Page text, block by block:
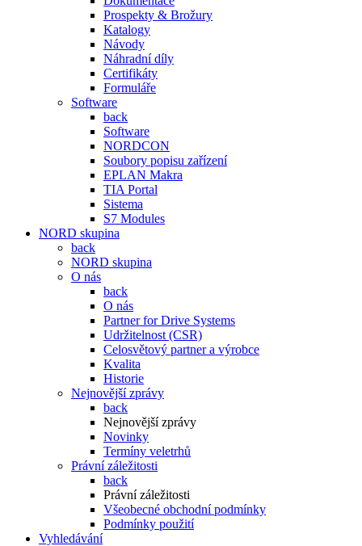
Prospekty & Brožury
Katalogy
Návody
Náhradní díly
Certifikáty
Formuláře
Software
back
Software
NORDCON
Soubory popisu zařízení
EPLAN Makra
TIA Portal
Sistema
S7 Modules
NORD skupina
back
NORD skupina
O nás
back
O nás
Partner for Drive Systems
Udržitelnost (CSR)
Celosvětový partner a výrobce
Kvalita
Historie
Nejnovější zprávy
back
Nejnovější zprávy
Novinky
Termíny veletrhů
Právní záležitosti
back
Právní záležitosti
Všeobecné obchodní podmínky
Podmínky použití
Vyhledávání